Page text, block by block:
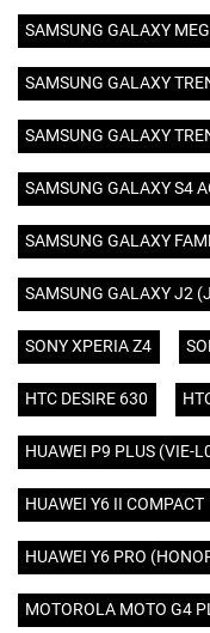
SAMSUNG GALAXY
SAMSUNG GALAXY
SAMSUNG GALAXY
SAMSUNG GALAXY S4
SAMSUNG GALAXY
SAMSUNG GALAXY J2
SONY XPERIA Z4
HTC DESIRE 630
HUAWEI P9 PLUS (VIE-
HUAWEI Y6 II COMPACT
HUAWEI Y6 PRO
MOTOROLA MOTO G4